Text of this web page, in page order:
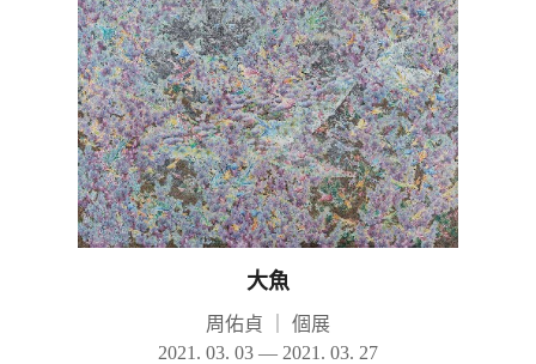
大魚
周佑貞
個展
2021. 03. 03 — 2021. 03. 27